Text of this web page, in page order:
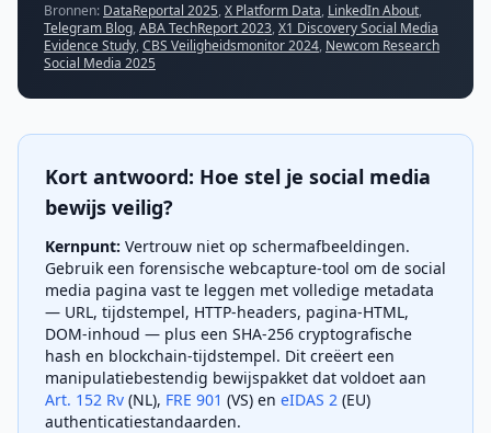
Bronnen: DataReportal 2025, X Platform Data, LinkedIn About,
Telegram Blog, ABA TechReport 2023, X1 Discovery Social Media
Evidence Study, CBS Veiligheidsmonitor 2024, Newcom Research
Social Media 2025
Kort antwoord: Hoe stel je social media
bewijs veilig?
Kernpunt: Vertrouw niet op schermafbeeldingen.
Gebruik een forensische webcapture-tool om de social
media pagina vast te leggen met volledige metadata
— URL, tijdstempel, HTTP-headers, pagina-HTML,
DOM-inhoud — plus een SHA-256 cryptografische
hash en blockchain-tijdstempel. Dit creëert een
manipulatiebestendig bewijspakket dat voldoet aan
Art. 152 Rv (NL), FRE 901 (VS) en eIDAS 2 (EU)
authenticatiestandaarden.